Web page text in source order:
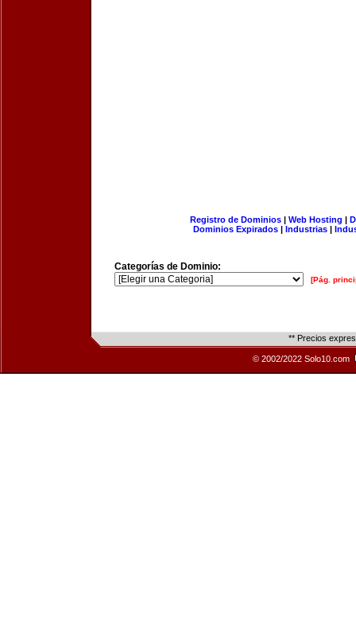
Registro de Dominios| Web Hosting |
Dominios Expirados | Industrias |
Categorías de Dominio:
[Pág.
** Precios
© 2002/2022 Solo10.com